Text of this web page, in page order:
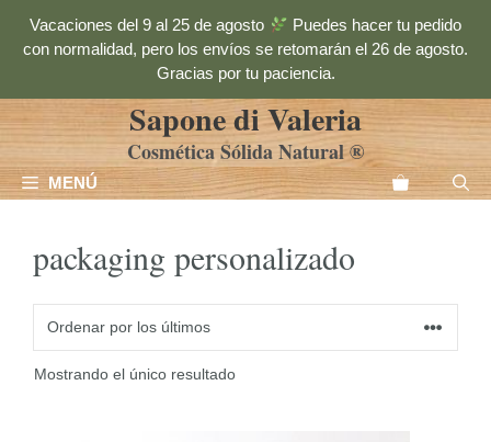
contenido
Vacaciones del 9 al 25 de agosto
Puedes hacer tu pedido
con normalidad, pero los envíos se retomarán el 26 de agosto.
Gracias por tu paciencia.
Sapone di Valeria
Cosmética Sólida Natural ®
MENÚ
packaging personalizado
Mostrando el único resultado